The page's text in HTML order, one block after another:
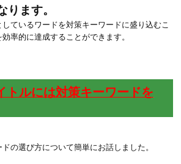
ります。
ているワードを対策キーワードに盛り込むこ
率的に達成することができます。
トルには対策キーワードを
の選び方について簡単にお話しました。